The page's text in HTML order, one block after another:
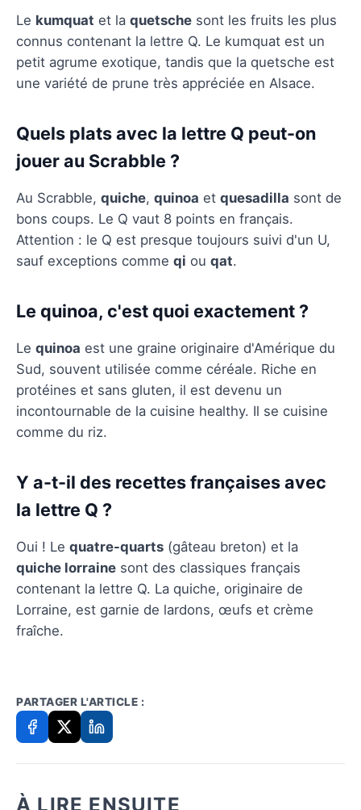
Le kumquat et la quetsche sont les fruits les plus
connus contenant la lettre Q. Le kumquat est un
petit agrume exotique, tandis que la quetsche est
une variété de prune très appréciée en Alsace.
Quels plats avec la lettre Q peut-on
jouer au Scrabble ?
Au Scrabble, quiche, quinoa et quesadilla sont de
bons coups. Le Q vaut 8 points en français.
Attention : le Q est presque toujours suivi d'un U,
sauf exceptions comme qi ou qat.
Le quinoa, c'est quoi exactement ?
Le quinoa est une graine originaire d'Amérique du
Sud, souvent utilisée comme céréale. Riche en
protéines et sans gluten, il est devenu un
incontournable de la cuisine healthy. Il se cuisine
comme du riz.
Y a-t-il des recettes françaises avec
la lettre Q ?
Oui ! Le quatre-quarts (gâteau breton) et la
quiche lorraine sont des classiques français
contenant la lettre Q. La quiche, originaire de
Lorraine, est garnie de lardons, œufs et crème
fraîche.
PARTAGER L'ARTICLE :
À LIRE ENSUITE